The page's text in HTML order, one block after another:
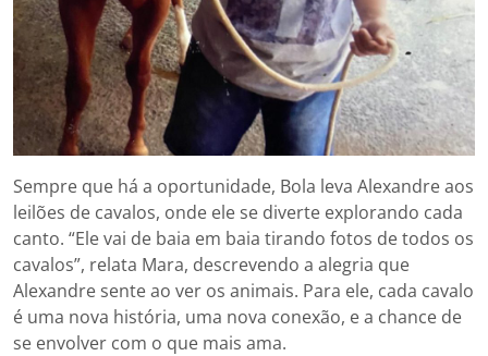
Sempre que há a oportunidade, Bola leva Alexandre aos
leilões de cavalos, onde ele se diverte explorando cada
canto. “Ele vai de baia em baia tirando fotos de todos os
cavalos”, relata Mara, descrevendo a alegria que
Alexandre sente ao ver os animais. Para ele, cada cavalo
é uma nova história, uma nova conexão, e a chance de
se envolver com o que mais ama.